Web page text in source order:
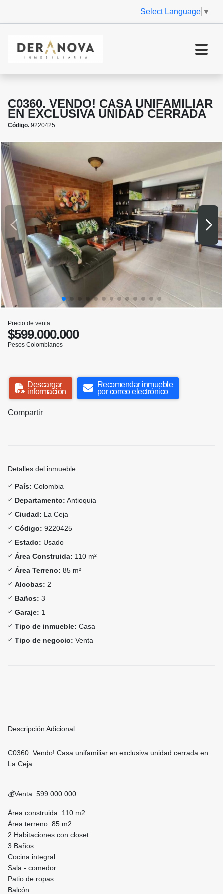
Select Language ▼
C0360. VENDO! CASA UNIFAMILIAR
EN EXCLUSIVA UNIDAD CERRADA
Código. 9220425
Precio de venta
$599.000.000
Pesos Colombianos
Descargar
información
Recomendar inmueble
por correo electrónico
Compartir
Detalles del inmueble :
País: Colombia
Departamento: Antioquia
Ciudad: La Ceja
Código: 9220425
Estado: Usado
Área Construida: 110 m²
Área Terreno: 85 m²
Alcobas: 2
Baños: 3
Garaje: 1
Tipo de inmueble: Casa
Tipo de negocio: Venta
Descripción Adicional :
C0360. Vendo! Casa unifamiliar en exclusiva unidad cerrada en
La Ceja
💰Venta: 599.000.000
Área construida: 110 m2
Área terreno: 85 m2
2 Habitaciones con closet
3 Baños
Cocina integral
Sala - comedor
Patio de ropas
Balcón